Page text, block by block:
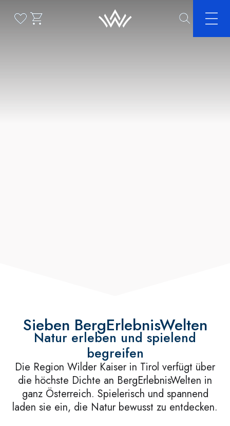
Sieben BergErlebnisWelten
Natur erleben und spielend
begreifen
Die Region Wilder Kaiser in Tirol verfügt über
die höchste Dichte an BergErlebnisWelten in
ganz Österreich. Spielerisch und spannend
laden sie ein, die Natur bewusst zu entdecken.